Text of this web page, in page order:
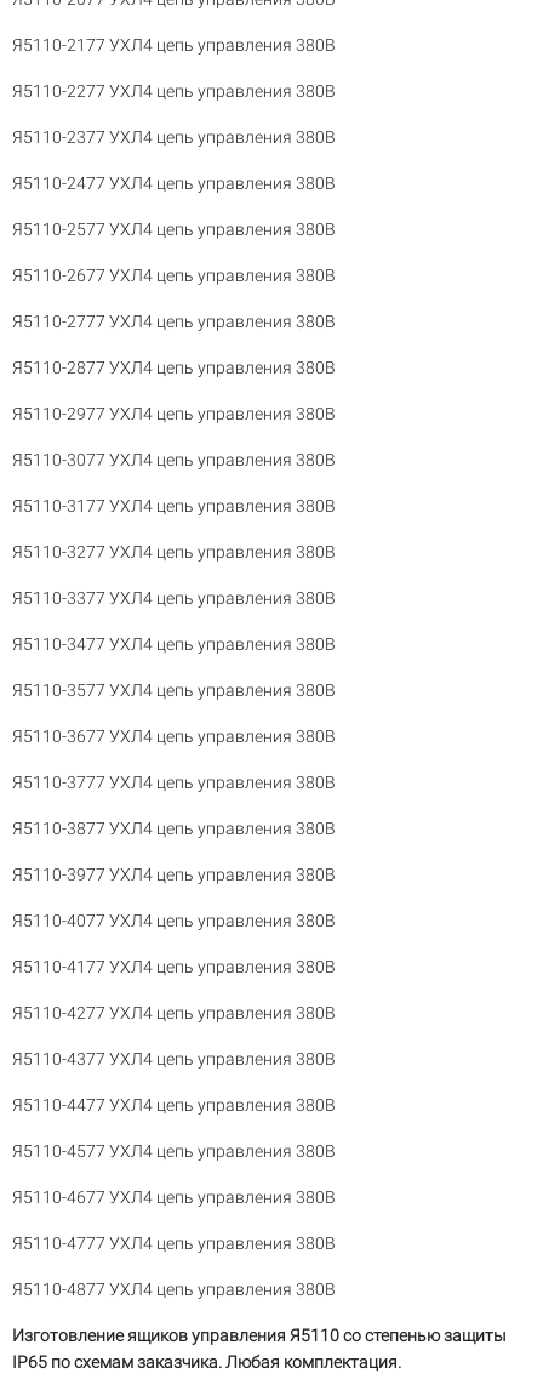
Я5110-2177 УХЛ4 цепь управления 380В
Я5110-2277 УХЛ4 цепь управления 380В
Я5110-2377 УХЛ4 цепь управления 380В
Я5110-2477 УХЛ4 цепь управления 380В
Я5110-2577 УХЛ4 цепь управления 380В
Я5110-2677 УХЛ4 цепь управления 380В
Я5110-2777 УХЛ4 цепь управления 380В
Я5110-2877 УХЛ4 цепь управления 380В
Я5110-2977 УХЛ4 цепь управления 380В
Я5110-3077 УХЛ4 цепь управления 380В
Я5110-3177 УХЛ4 цепь управления 380В
Я5110-3277 УХЛ4 цепь управления 380В
Я5110-3377 УХЛ4 цепь управления 380В
Я5110-3477 УХЛ4 цепь управления 380В
Я5110-3577 УХЛ4 цепь управления 380В
Я5110-3677 УХЛ4 цепь управления 380В
Я5110-3777 УХЛ4 цепь управления 380В
Я5110-3877 УХЛ4 цепь управления 380В
Я5110-3977 УХЛ4 цепь управления 380В
Я5110-4077 УХЛ4 цепь управления 380В
Я5110-4177 УХЛ4 цепь управления 380В
Я5110-4277 УХЛ4 цепь управления 380В
Я5110-4377 УХЛ4 цепь управления 380В
Я5110-4477 УХЛ4 цепь управления 380В
Я5110-4577 УХЛ4 цепь управления 380В
Я5110-4677 УХЛ4 цепь управления 380В
Я5110-4777 УХЛ4 цепь управления 380В
Я5110-4877 УХЛ4 цепь управления 380В
Изготовление ящиков управления Я5110 со степенью защиты
IP65 по схемам заказчика. Любая комплектация.